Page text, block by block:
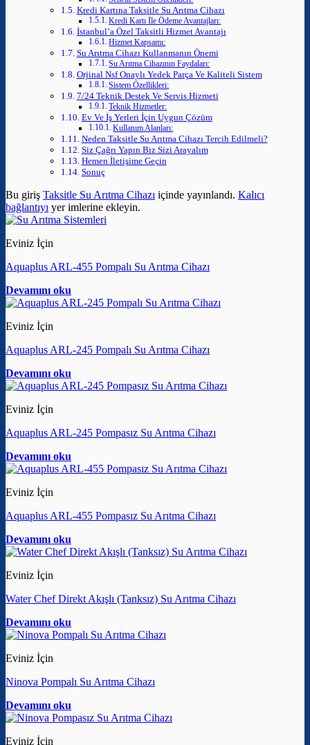
Kredi Kartına Taksitle Su Arıtma Cihazı
Kredi Kartı İle Ödeme Avantajları:
İstanbul’a Özel Taksitli Hizmet Avantajı
Hizmet Kapsamı:
Su Arıtma Cihazı Kullanmanın Önemi
Su Arıtma Cihazının Faydaları:
Orjinal Nsf Onaylı Yedek Parça Ve Kaliteli Sistem
Sistem Özellikleri:
7/24 Teknik Destek Ve Servis Hizmeti
Teknik Hizmetler:
Ev Ve İş Yerleri İçin Uygun Çözüm
Kullanım Alanları:
Neden Taksitle Su Arıtma Cihazı Tercih Edilmeli?
Siz Çağrı Yapın Biz Sizi Arayalım
Hemen İletişime Geçin
Sonuç
Bu giriş Taksitle Su Arıtma Cihazı içinde yayınlandı. Kalıcı
bağlantıyı yer imlerine ekleyin.
Eviniz İçin
Aquaplus ARL-455 Pompalı Su Arıtma Cihazı
Devamını oku
Eviniz İçin
Aquaplus ARL-245 Pompalı Su Arıtma Cihazı
Devamını oku
Eviniz İçin
Aquaplus ARL-245 Pompasız Su Arıtma Cihazı
Devamını oku
Eviniz İçin
Aquaplus ARL-455 Pompasız Su Arıtma Cihazı
Devamını oku
Eviniz İçin
Water Chef Direkt Akışlı (Tanksız) Su Arıtma Cihazı
Devamını oku
Eviniz İçin
Ninova Pompalı Su Arıtma Cihazı
Devamını oku
Eviniz İçin